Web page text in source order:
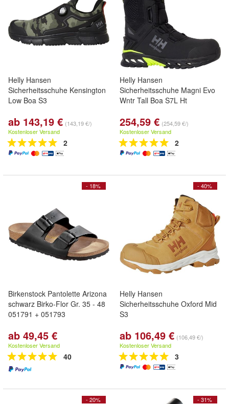
Helly Hansen
Sicherheitsschuhe Kensington
Low Boa S3
ab 143,19 € (143,19 €/)
Kostenloser Versand
2
Helly Hansen
Sicherheitsschuhe Magni Evo
Wntr Tall Boa S7L Ht
254,59 € (254,59 €/)
Kostenloser Versand
2
- 18%
Birkenstock Pantolette Arizona
schwarz Birko-Flor Gr. 35 - 48
051791 + 051793
ab 49,45 €
Kostenloser Versand
40
- 40%
Helly Hansen
Sicherheitsschuhe Oxford Mid
S3
ab 106,49 € (106,49 €/)
Kostenloser Versand
3
- 20% - 31%